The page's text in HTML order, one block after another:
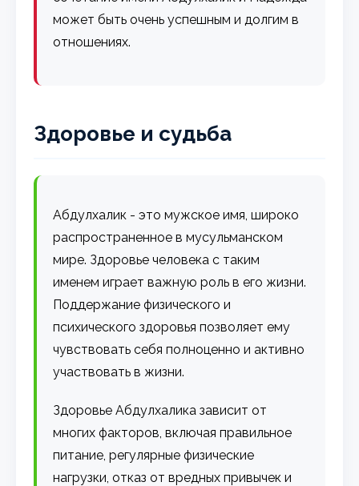
может быть очень успешным и долгим в
отношениях.
Здоровье и судьба
Абдулхалик - это мужское имя, широко
распространенное в мусульманском
мире. Здоровье человека с таким
именем играет важную роль в его жизни.
Поддержание физического и
психического здоровья позволяет ему
чувствовать себя полноценно и активно
участвовать в жизни.
Здоровье Абдулхалика зависит от
многих факторов, включая правильное
питание, регулярные физические
нагрузки, отказ от вредных привычек и